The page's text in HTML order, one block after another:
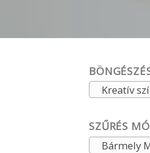
Kreatív
SZŰRÉS
Bármely